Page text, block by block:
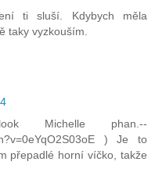
ti sluší. Kdybych měla
taky vyzkouším.
Michelle phan.--
) Je to
přepadlé horní víčko, takže